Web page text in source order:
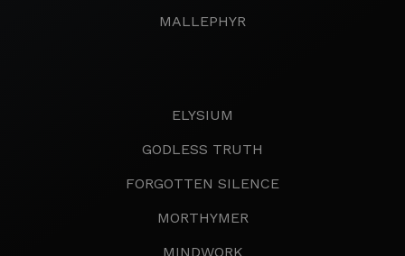
MALLEPHYR
ELYSIUM
GODLESS TRUTH
FORGOTTEN SILENCE
MORTHYMER
MINDWORK